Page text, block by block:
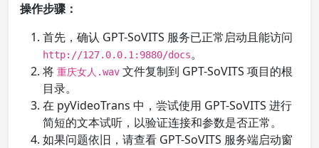
操作步骤：
首先，确认 GPT-SoVITS 服务已正常启动且能访问
http://127.0.0.1:9880/docs。
将 重庆女人.wav 文件复制到 GPT-SoVITS 项目的根
目录。
在 pyVideoTrans 中，尝试使用 GPT-SoVITS 进行
简短的文本试听，以验证连接和参数是否正常。
如果问题依旧，请查看 GPT-SoVITS 服务端启动窗